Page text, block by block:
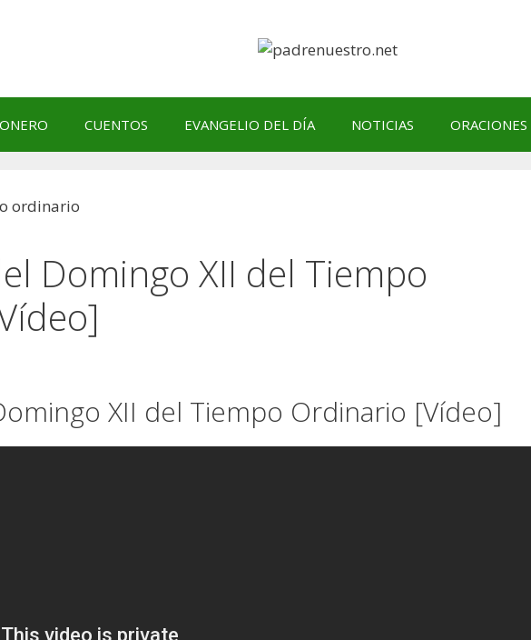
CUENTOS EVANGELIO DEL DÍA NOTICIAS ORACIONES
Domingo XII del Tiempo
XII del Tiempo Ordinario [Vídeo]